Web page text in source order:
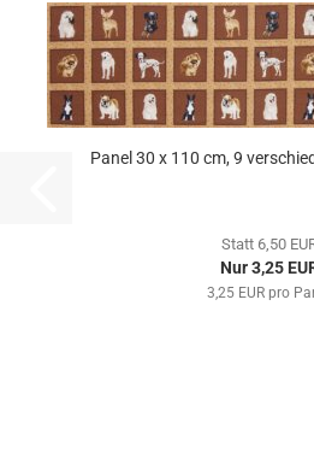
Panel 30 x 110 cm, 9
Statt 6,50
Nur 3,25
3,25 EUR pro